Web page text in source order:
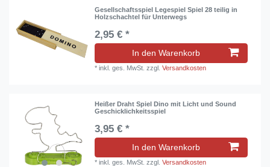
Gesellschaftsspiel Legespiel Spiel 28 teilig in
Holzschachtel für Unterwegs
2,95 € *
In den Warenkorb
*inkl. ges. MwSt. zzgl.Versandkosten
Heißer Draht Spiel Dino mit Licht und Sound
Geschicklichkeitsspiel
3,95 € *
In den Warenkorb
*inkl. ges. MwSt. zzgl.Versandkosten